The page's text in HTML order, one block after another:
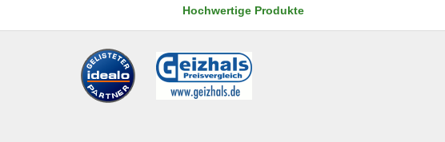
Hochwertige Produkte